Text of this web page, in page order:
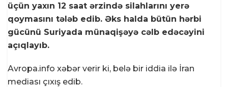
üçün yaxın 12 saat ərzində silahlarını yerə
qoymasını tələb edib. Əks halda bütün hərbi
gücünü Suriyada münaqişəyə cəlb edəcəyini
açıqlayıb.
Avropa.info xəbər verir ki, belə bir iddia ilə İran
mediası çıxış edib.